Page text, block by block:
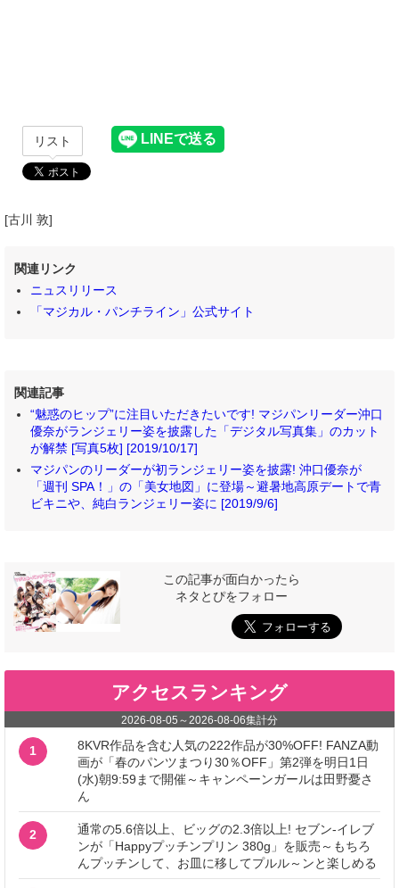
リスト
[古川 敦]
関連リンク
ニュスリリース
「マジカル・パンチライン」公式サイト
関連記事
“魅惑のヒップ”に注目いただきたいです! マジパンリーダー沖口
優奈がランジェリー姿を披露した「デジタル写真集」のカット
が解禁 [写真5枚] [2019/10/17]
マジパンのリーダーが初ランジェリー姿を披露! 沖口優奈が
「週刊 SPA！」の「美女地図」に登場～避暑地高原デートで青
ビキニや、純白ランジェリー姿に [2019/9/6]
この記事が面白かったら
ネタとぴをフォロー
アクセスランキング
2026-08-05 ～2026-08-06集計分
1
8KVR作品を含む人気の222作品が30%OFF! FANZA動
画が「春のパンツまつり30％OFF」第2弾を明日1日
(水)朝9:59まで開催～キャンペーンガールは田野憂さ
ん
2
通常の5.6倍以上、ビッグの2.3倍以上! セブン‐イレブ
ンが「Happyプッチンプリン 380g」を販売～もちろ
んプッチンして、お皿に移してプルル～ンと楽しめる